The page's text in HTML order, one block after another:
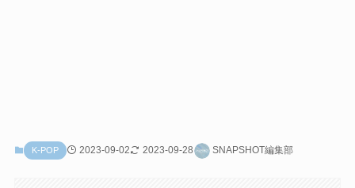
K-POP 2023-09-02 2023-09-28 SNAPSHOT編集部